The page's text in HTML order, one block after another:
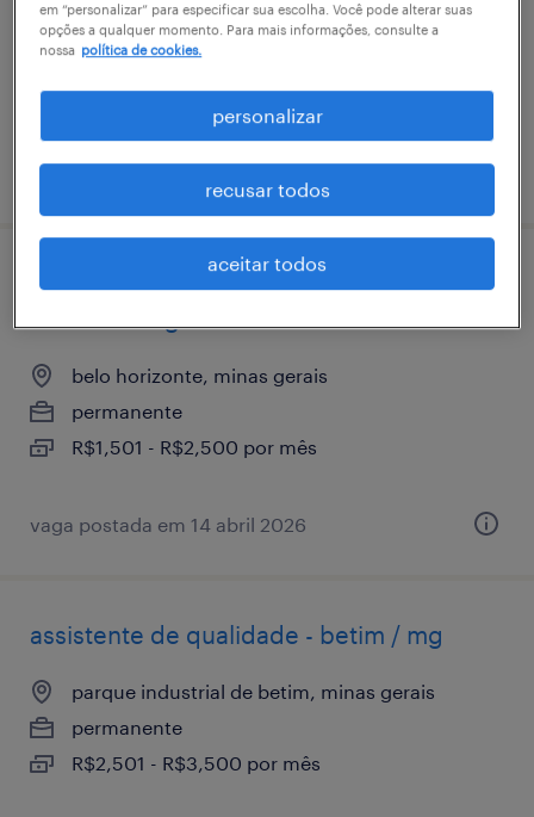
temporário
R$3,501 - R$4,500 por mês
vaga postada em 6 abril 2026
auxiliar de estoque - efetiva belo
belo horizonte, minas gerais
permanente
R$1,501 - R$2,500 por mês
vaga postada em 14 abril 2026
assistente de qualidade - betim / mg
parque industrial de betim, minas gerais
permanente
R$2,501 - R$3,500 por mês
em “personalizar” para especificar sua escolha. Você pode alterar suas
opções a qualquer momento. Para mais informações, consulte a
nossa política de cookies.
personalizar
recusar todos
aceitar todos